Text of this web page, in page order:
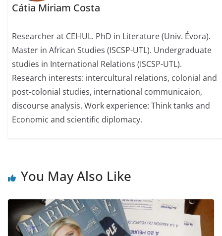
Cátia Miriam Costa
Researcher at CEI-IUL. PhD in Literature (Univ. Évora).
Master in African Studies (ISCSP-UTL). Undergraduate
studies in International Relations (ISCSP-UTL).
Research interests: intercultural relations, colonial and
post-colonial studies, international communicaion,
discourse analysis. Work experience: Think tanks and
Economic and scientific diplomacy.
You May Also Like